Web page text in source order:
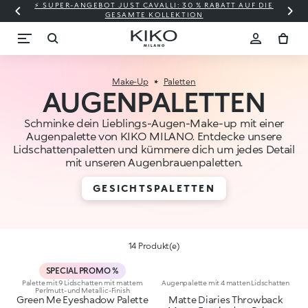
⚡ SUPER-ANGEBOT JUST CAVALLI: 30 % RABATT AUF DIE
GESAMTE KOLLEKTION
Make-Up Paletten
AUGENPALETTEN
Schminke dein Lieblings-Augen-Make-up mit einer
Augenpalette von KIKO MILANO. Entdecke unsere
Lidschattenpaletten und kümmere dich um jedes Detail
mit unseren Augenbrauenpaletten.
GESICHTSPALETTEN
14 Produkt(e)
SPECIAL PROMO %
Palette mit 9 Lidschatten mit mattem
Perlmutt- und Metallic-Finish
Green Me Eyeshadow Palette
Augenpalette mit 4 matten Lidschatten
Matte Diaries Throwback